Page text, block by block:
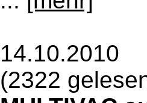
14.10.2010
(2322